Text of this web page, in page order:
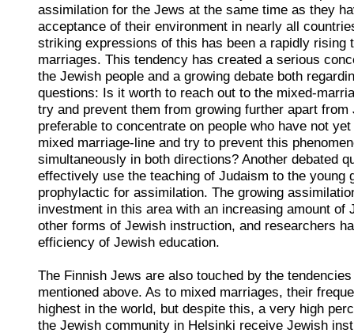
assimilation for the Jews at the same time as they
acceptance of their environment in nearly all
striking expressions of this has been a rapidly rising
marriages. This tendency has created a serious
the Jewish people and a growing debate both
questions: Is it worth to reach out to the mixed-
try and prevent them from growing further apart from
preferable to concentrate on people who have not
mixed marriage-line and try to prevent this
simultaneously in both directions? Another debated
effectively use the teaching of Judaism to the young
prophylactic for assimilation. The growing
investment in this area with an increasing amount of
other forms of Jewish instruction, and researchers
efficiency of Jewish education.
The Finnish Jews are also touched by the
mentioned above. As to mixed marriages, their
highest in the world, but despite this, a very high
the Jewish community in Helsinki receive Jewish